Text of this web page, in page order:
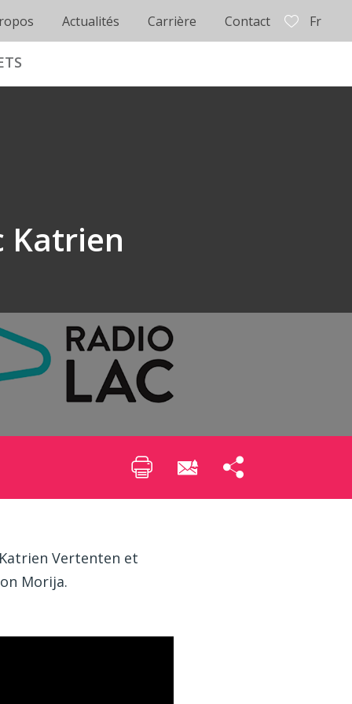
Actualités Carrière Contact Fr
Katrien
Vertenten et
Morija.